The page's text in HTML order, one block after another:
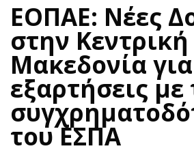
ΕΟΠΑΕ: Νέες
στην Κεντρική
Μακεδονία για
εξαρτήσεις με
του ΕΣΠΑ